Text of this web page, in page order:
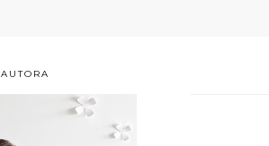
AUTORA